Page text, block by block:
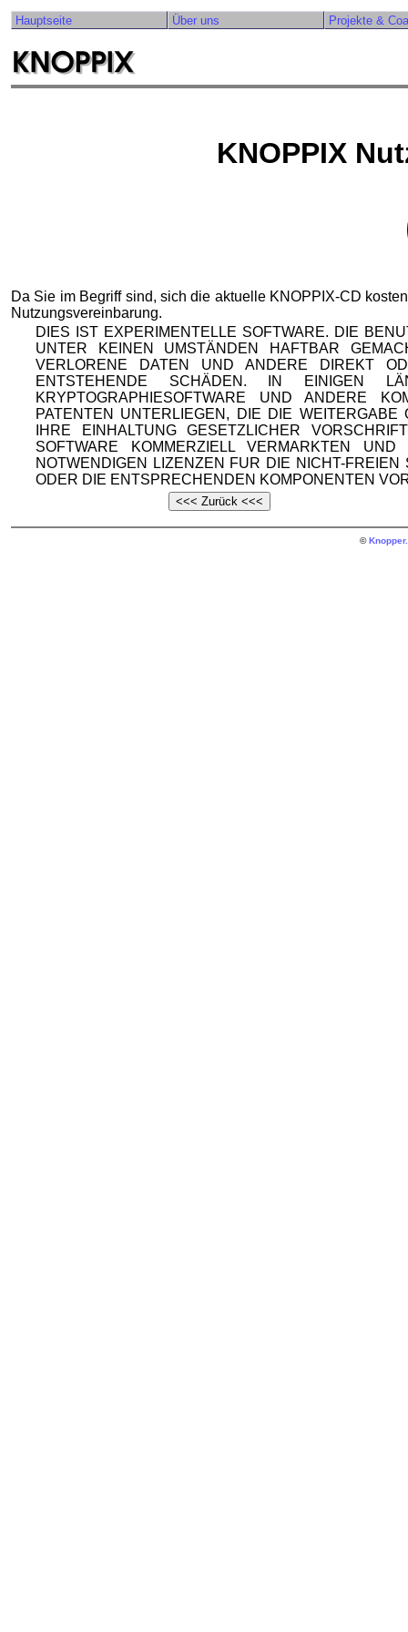
Hauptseite Über uns Projekte &
KNOPPIX
Da Sie im Begriff sind, sich die aktuelle KNOPPIX-CD
Nutzungsvereinbarung.
DIES IST EXPERIMENTELLE SOFTWARE. DIE
UNTER KEINEN UMSTÄNDEN HAFTBAR
VERLORENE DATEN UND ANDERE DIREKT
ENTSTEHENDE SCHÄDEN. IN EINIGEN
KRYPTOGRAPHIESOFTWARE UND ANDERE
PATENTEN UNTERLIEGEN, DIE DIE
IHRE EINHALTUNG GESETZLICHER
SOFTWARE KOMMERZIELL VERMARKTEN
NOTWENDIGEN LIZENZEN FUR DIE NICHT-
ODER DIE ENTSPRECHENDEN KOMPONENTEN
©